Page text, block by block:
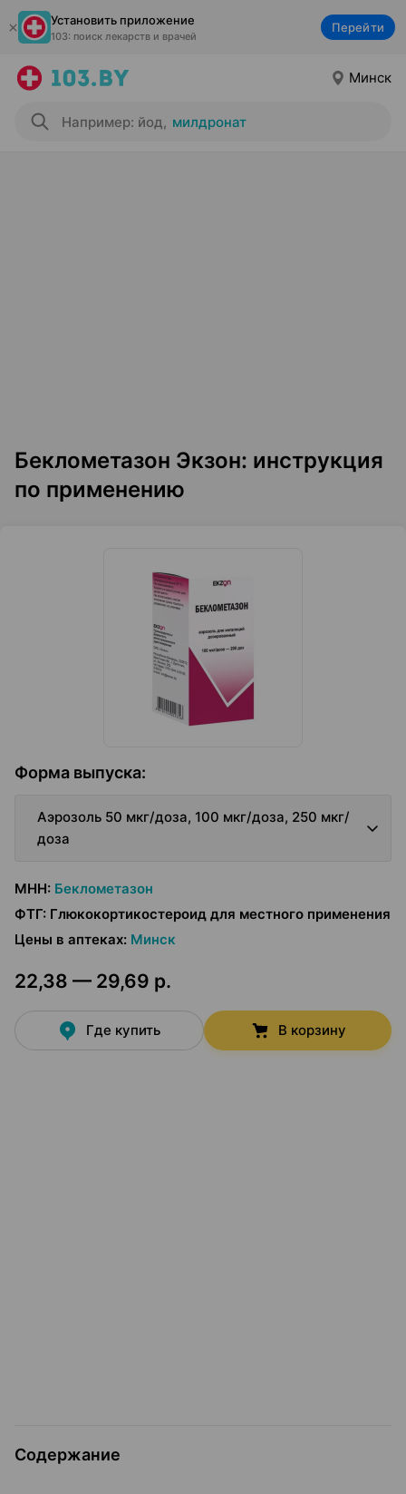
Установить приложение
103: поиск лекарств и врачей
Перейти
Минск
Например: йод, милдронат
Беклометазон Экзон: инструкция
по применению
Форма выпуска:
Аэрозоль 50 мкг/доза, 100 мкг/доза, 250 мкг/
доза
МНН: Беклометазон
ФТГ: Глюкокортикостероид для местного применения
Цены в аптеках: Минск
22,38 — 29,69 р.
Где купить В корзину
Содержание